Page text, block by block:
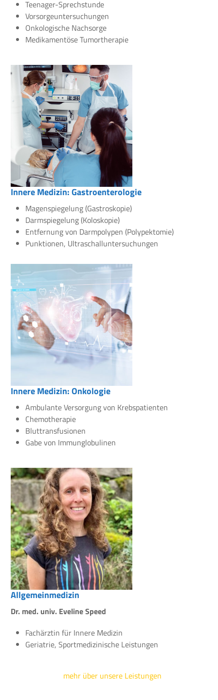
Teenager-Sprechstunde
Vorsorgeuntersuchungen
Onkologische Nachsorge
Medikamentöse Tumortherapie
Innere Medizin: Gastroenterologie
Magenspiegelung (Gastroskopie)
Darmspiegelung (Koloskopie)
Entfernung von Darmpolypen (Polypektomie)
Punktionen, Ultraschalluntersuchungen
Innere Medizin: Onkologie
Ambulante Versorgung von Krebspatienten
Chemotherapie
Bluttransfusionen
Gabe von Immunglobulinen
Allgemeinmedizin
Dr. med. univ. Eveline Speed
Fachärztin für Innere Medizin
Geriatrie, Sportmedizinische Leistungen
mehr über unsere Leistungen